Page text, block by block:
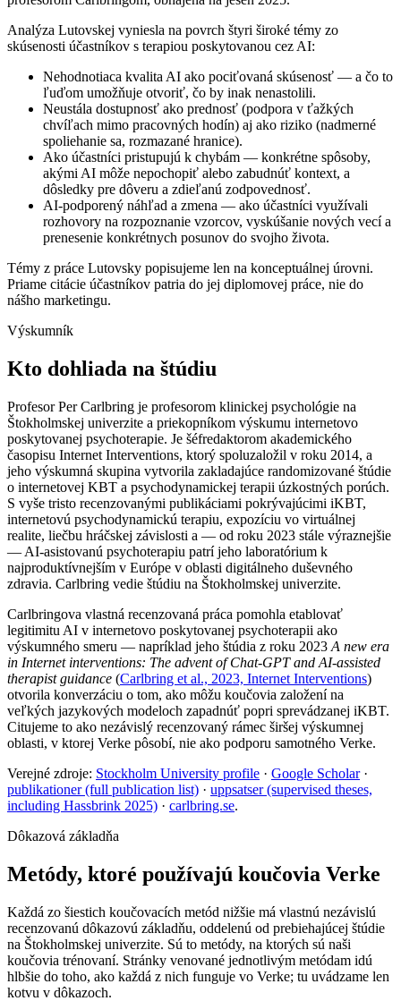
Analýza Lutovskej vyniesla na povrch štyri široké témy zo
skúsenosti účastníkov s terapiou poskytovanou cez AI:
Nehodnotiaca kvalita AI ako pociťovaná skúsenosť — a čo to
ľuďom umožňuje otvoriť, čo by inak nenastolili.
Neustála dostupnosť ako prednosť (podpora v ťažkých
chvíľach mimo pracovných hodín) aj ako riziko (nadmerné
spoliehanie sa, rozmazané hranice).
Ako účastníci pristupujú k chybám — konkrétne spôsoby,
akými AI môže nepochopiť alebo zabudnúť kontext, a
dôsledky pre dôveru a zdieľanú zodpovednosť.
AI-podporený náhľad a zmena — ako účastníci využívali
rozhovory na rozpoznanie vzorcov, vyskúšanie nových vecí a
prenesenie konkrétnych posunov do svojho života.
Témy z práce Lutovsky popisujeme len na konceptuálnej úrovni.
Priame citácie účastníkov patria do jej diplomovej práce, nie do
nášho marketingu.
Výskumník
Kto dohliada na štúdiu
Profesor Per Carlbring je profesorom klinickej psychológie na
Štokholmskej univerzite a priekopníkom výskumu internetovo
poskytovanej psychoterapie. Je šéfredaktorom akademického
časopisu Internet Interventions, ktorý spoluzaložil v roku 2014, a
jeho výskumná skupina vytvorila zakladajúce randomizované štúdie
o internetovej KBT a psychodynamickej terapii úzkostných porúch.
S vyše tristo recenzovanými publikáciami pokrývajúcimi iKBT,
internetovú psychodynamickú terapiu, expozíciu vo virtuálnej
realite, liečbu hráčskej závislosti a — od roku 2023 stále výraznejšie
— AI-asistovanú psychoterapiu patrí jeho laboratórium k
najproduktívnejším v Európe v oblasti digitálneho duševného
zdravia. Carlbring vedie štúdiu na Štokholmskej univerzite.
Carlbringova vlastná recenzovaná práca pomohla etablovať
legitimitu AI v internetovo poskytovanej psychoterapii ako
výskumného smeru — napríklad jeho štúdia z roku 2023 A new era
in Internet interventions: The advent of Chat-GPT and AI-assisted
therapist guidance (Carlbring et al., 2023, Internet Interventions)
otvorila konverzáciu o tom, ako môžu koučovia založení na
veľkých jazykových modeloch zapadnúť popri sprevádzanej iKBT.
Citujeme to ako nezávislý recenzovaný rámec širšej výskumnej
oblasti, v ktorej Verke pôsobí, nie ako podporu samotného Verke.
Verejné zdroje: Stockholm University profile · Google Scholar·
publikationer (full publication list) · uppsatser (supervised theses,
including Hassbrink 2025) · carlbring.se.
Dôkazová základňa
Metódy, ktoré používajú koučovia Verke
Každá zo šiestich koučovacích metód nižšie má vlastnú nezávislú
recenzovanú dôkazovú základňu, oddelenú od prebiehajúcej štúdie
na Štokholmskej univerzite. Sú to metódy, na ktorých sú naši
koučovia trénovaní. Stránky venované jednotlivým metódam idú
hlbšie do toho, ako každá z nich funguje vo Verke; tu uvádzame len
kotvu v dôkazoch.